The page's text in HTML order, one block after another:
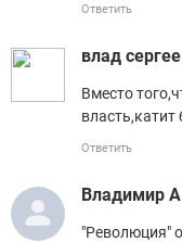
Ответить
влад
Вместо
власть,катит
Ответить
Владимир А
"Революция"